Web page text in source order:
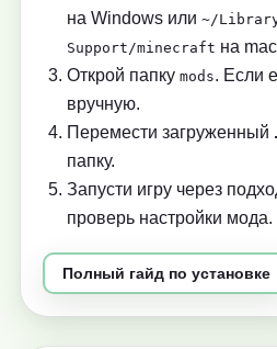
на Windows или ~/
Support/minecraft на
Открой папку mods. Если
вручную.
Перемести загруженный
папку.
Запусти игру через
проверь настройки мода.
Полный гайд по установке